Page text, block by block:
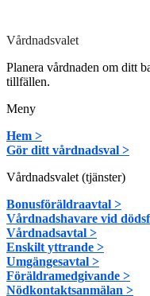
Vårdnadsvalet
Planera vårdnaden om ditt
tillfällen.
Meny
Hem >
Gör ditt vårdnadsval >
Vårdnadsvalet (tjänster)
Bonusföräldraavtal >
Vårdnadshavare vid
Vårdnadsavtal >
Enskilt yttrande >
Umgängesavtal >
Föräldramedgivande >
Nödkontaktsanmälan >